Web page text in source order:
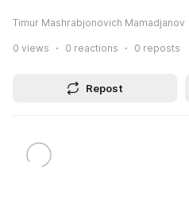
Timur Mashrabjonovich Mamadjanov
0 views 0 reactions 0 reposts
Repost